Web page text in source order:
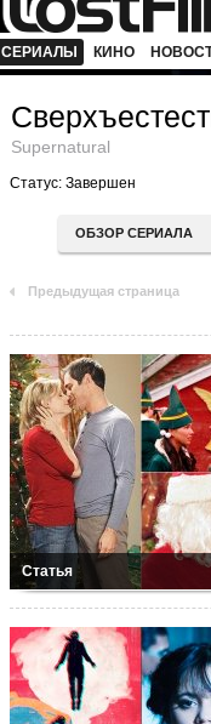
СЕРИАЛЫ КИНО
Supernatural
Статус: Завершен
ОБЗОР СЕРИАЛА
Предыдущая страница
Статья